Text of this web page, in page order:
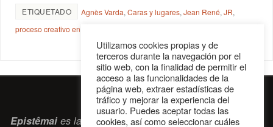
ETIQUETADO Agnès Varda,Caras y lugares,Jean René,JR,
proceso creativo en el cine
Epistêmaies la revista digital de la Sociedad Erasmiana
Utilizamos cookies propias y de
terceros durante la navegación por el
sitio web, con la finalidad de permitir el
acceso a las funcionalidades de la
página web, extraer estadísticas de
tráfico y mejorar la experiencia del
usuario. Puedes aceptar todas las
cookies, así como seleccionar cuáles